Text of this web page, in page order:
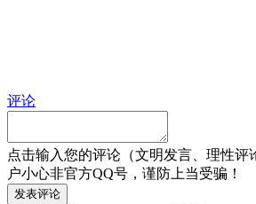
评论
点击输入您的评论（文明发言、理性评
户小心非官方QQ号，谨防上当受骗！
发表评论